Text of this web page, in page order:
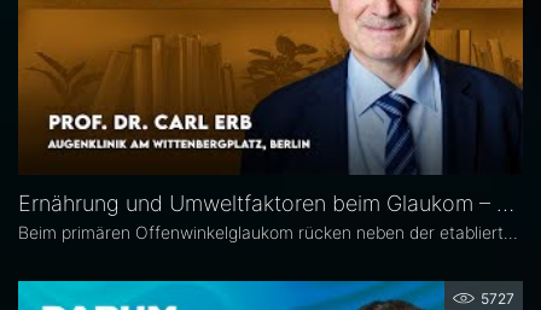
Ernährung und Umweltfaktoren beim Glaukom – Prof. Dr. Carl Erb
5727